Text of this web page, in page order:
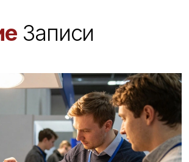
Записи